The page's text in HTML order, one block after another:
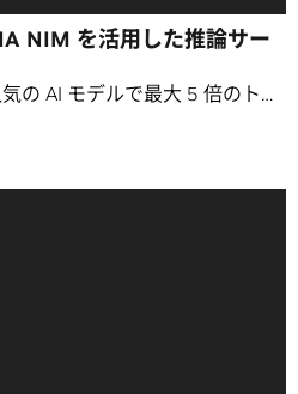
NIM を活用した推論サー
の AI モデルで最大 5 倍のト…